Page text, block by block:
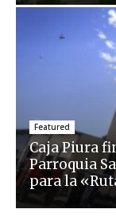
Featured
Caja Piura
Parroquia
para la